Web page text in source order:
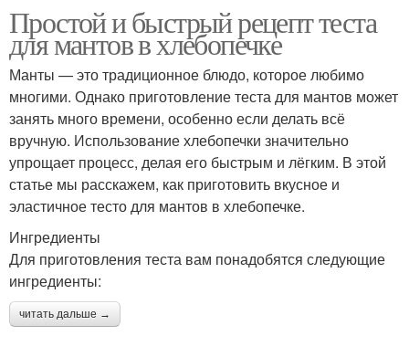
Простой и быстрый рецепт теста
для мантов в хлебопечке
Манты — это традиционное блюдо, которое любимо
многими. Однако приготовление теста для мантов может
занять много времени, особенно если делать всё
вручную. Использование хлебопечки значительно
упрощает процесс, делая его быстрым и лёгким. В этой
статье мы расскажем, как приготовить вкусное и
эластичное тесто для мантов в хлебопечке.
Ингредиенты
Для приготовления теста вам понадобятся следующие
ингредиенты:
читать дальше →